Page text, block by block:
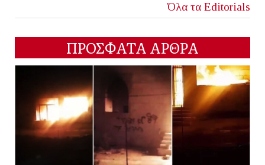
Όλα τα Editorials
ΠΡΟΣΦΑΤΑ ΑΡΘΡΑ